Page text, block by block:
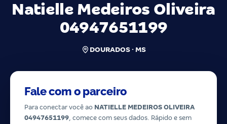
Natielle Medeiros Oliveira
04947651199
DOURADOS · MS
Fale com o parceiro
Para conectar você ao NATIELLE MEDEIROS OLIVEIRA
04947651199, comece com seus dados. Rápido e sem